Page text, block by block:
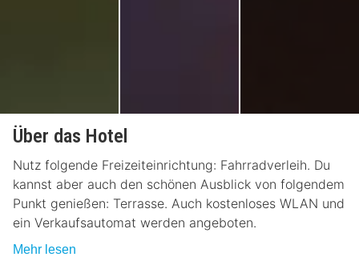
Über das Hotel
Nutz folgende Freizeiteinrichtung: Fahrradverleih. Du
kannst aber auch den schönen Ausblick von folgendem
Punkt genießen: Terrasse. Auch kostenloses WLAN und
ein Verkaufsautomat werden angeboten.
Mehr lesen